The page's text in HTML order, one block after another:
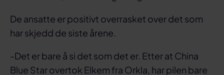
De ansatte er positivt overrasket over det som
har skjedd de siste årene.
-Det er bare å si det som det er. Etter at China
Blue Star overtok Elkem fra Orkla, har pilen bare